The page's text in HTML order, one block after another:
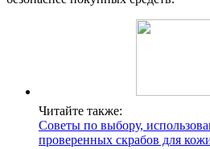
Читайте также:
Советы по выбору,
проверенных скрабов для